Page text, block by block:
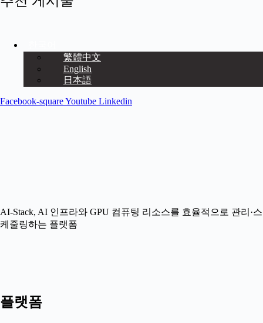
繁體中文
English
日本語
Facebook-squareYoutube Linkedin
AI-Stack, AI 인프라와 GPU 컴퓨팅 리소스를 효율적으로 관리 ·스
케줄링하는 플랫폼
플랫폼